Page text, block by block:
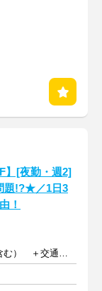
】[夜勤・週2]
題!?★／1日3
！
時給1563円以上（深夜手当含む） ＋交通費支給